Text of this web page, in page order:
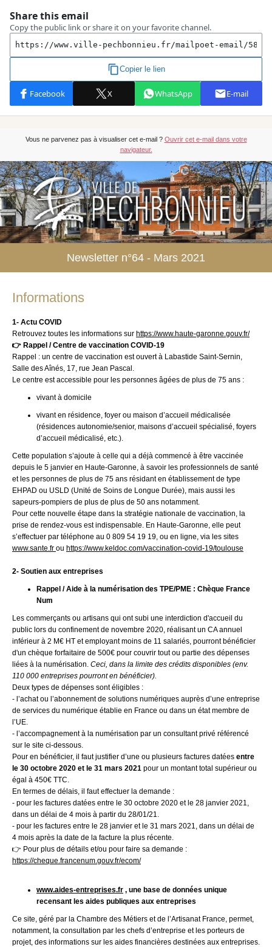
Vous ne parvenez pas à visualiser cet e-mail ? Ouvrir cet e-mail dans votre
navigateur.
Newsletter n°64 - Mars 2021
Informations
1- Actu COVID
Retrouvez toutes les informations sur https://www.haute-garonne.gouv.fr/
👉 Rappel / Centre de vaccination COVID-19
Rappel : un centre de vaccination est ouvert à Labastide Saint-Sernin,
Salle des Aînés, 17, rue Jean Pascal.
Le centre est accessible pour les personnes âgées de plus de 75 ans :
vivant à domicile
vivant en résidence, foyer ou maison d’accueil médicalisée
(résidences autonomie/senior, maisons d’accueil spécialisé, foyers
d’accueil médicalisé, etc.).
Cette population s’ajoute à celle qui a déjà commencé à être vaccinée
depuis le 5 janvier en Haute-Garonne, à savoir les professionnels de santé
et les personnes de plus de 75 ans résidant en établissement de type
EHPAD ou USLD (Unité de Soins de Longue Durée), mais aussi les
sapeurs-pompiers de plus de plus de 50 ans notamment.
Pour cette nouvelle étape dans la stratégie nationale de vaccination, la
prise de rendez-vous est indispensable. En Haute-Garonne, elle peut
s’effectuer par téléphone au 0 809 54 19 19, ou en ligne, via les sites
www.sante.fr ou https://www.keldoc.com/vaccination-covid-19/toulouse
2- Soutien aux entreprises
Rappel / Aide à la numérisation des TPE/PME : Chèque France
Num
Les commerçants ou artisans qui ont subi une interdiction d'accueil du
public lors du confinement de novembre 2020, réalisant un CA annuel
inférieur à 2 M€ HT et employant moins de 11 salariés, pourront bénéficier
d'un chèque forfaitaire de 500€ pour couvrir tout ou partie des dépenses
liées à la numérisation. Ceci, dans la limite des crédits disponibles (env.
110 000 entreprises pourront en bénéficier).
Deux types de dépenses sont éligibles :
- l’achat ou l’abonnement de solutions numériques auprès d’une entreprise
de services du numérique établie en France ou dans un état membre de
l’UE.
- l’accompagnement à la numérisation par un consultant privé référencé
sur le site ci-dessous.
Pour en bénéficier, il faut justifier d’une ou plusieurs factures datées entre
le 30 octobre 2020 et le 31 mars 2021 pour un montant total supérieur ou
égal à 450€ TTC.
En termes de délais, il faut effectuer la demande :
- pour les factures datées entre le 30 octobre 2020 et le 28 janvier 2021,
dans un délai de 4 mois à partir du 28/01/21.
- pour les factures entre le 28 janvier et le 31 mars 2021, dans un délai de
4 mois après la date de la facture la plus récente.
👉 Pour plus de détails et/ou pour faire sa demande :
https://cheque.francenum.gouv.fr/ecom/
www.aides-entreprises.fr , une base de données unique
recensant les aides publiques aux entreprises
Ce site, géré par la Chambre des Métiers et de l’Artisanat France, permet,
notamment, la consultation par les chefs d’entreprise et les porteurs de
projet, des informations sur les aides financières destinées aux entreprises.